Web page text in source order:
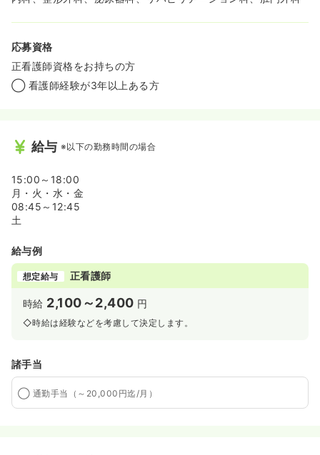
応募資格
正看護師資格をお持ちの方
◯ 看護師経験が3年以上ある方
給与 ※以下の勤務時間の場合
15:00～18:00
月・火・水・金
08:45～12:45
土
給与例
想定給与 正看護師
時給 2,100～2,400 円
◇時給は経験などを考慮して決定します。
諸手当
◯ 通勤手当（～20,000円迄/月）